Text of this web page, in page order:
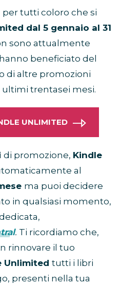
per tutti coloro che si
dal 5 gennaio al 31
sono attualmente
beneficiato del
di altre promozioni
ultimi trentasei mesi.
UNLIMITED
di promozione, Kindle
al
ma puoi decidere
in qualsiasi momento,
. Ti ricordiamo che,
rinnovare il tuo
Unlimited tutti i libri
presenti nella tua